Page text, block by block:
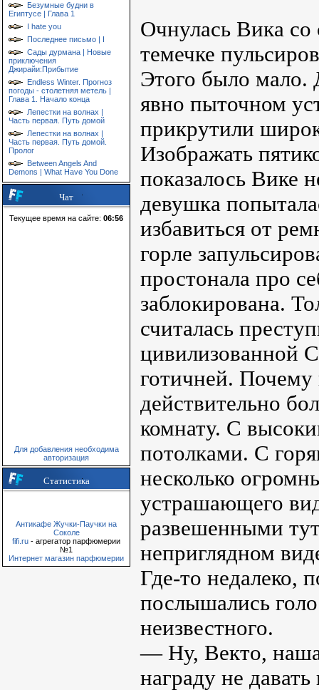
Безумные будни в
Египтусе | Глава 1
I hate you
Последнее письмо | I
Сады дурмана | Новые
приключения
Джирайи:Прибытие
Endless Winter. Прогноз
погоды - столетняя метель |
Глава 1. Начало конца
Лепестки на волнах |
Часть первая. Путь домой
Лепестки на волнах |
Часть первая. Путь домой.
Пролог
Between Angels And
Demons | What Have You Done
Чат
Текущее время на сайте: 06:56
Для добавления необходима
авторизация
Статистика
Антикафе Жучки-Паучки на
Соколе
fifi.ru - агрегатор парфюмерии
№1
Интернет магазин парфюмерии
Очнулась Вика
темечке
Этого было мало.
явно пыточном
прикрутили
Изображать
показалось Вике
девушка
избавиться от
горле
простонала про
заблокирована.
считалась
цивилизованной
готичней.
действительно
комнату. С
потолками. С
несколько
устрашающего
развешенными
неприглядном
Где-то недалеко,
послышались
неизвестного.
— Ну, Векто, наша
награду не